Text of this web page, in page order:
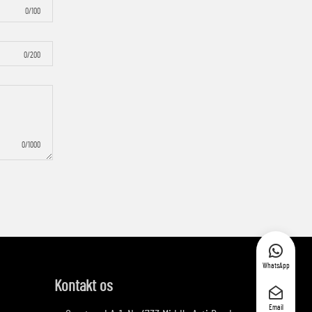
0/100
0/200
0/1000
Kontakt os
WhatsApp
Email